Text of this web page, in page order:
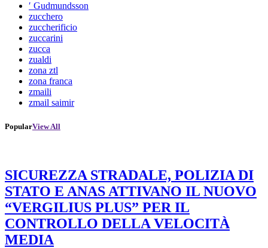
′ Gudmundsson
zucchero
zuccherificio
zuccarini
zucca
zualdi
zona ztl
zona franca
zmaili
zmail saimir
PopularView All
SICUREZZA STRADALE, POLIZIA DI
STATO E ANAS ATTIVANO IL NUOVO
“VERGILIUS PLUS” PER IL
CONTROLLO DELLA VELOCITÀ
MEDIA